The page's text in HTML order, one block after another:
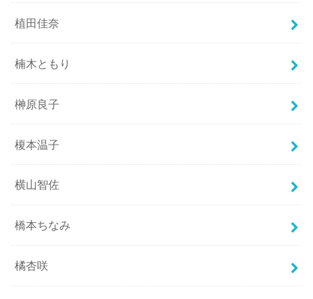
植田佳奈
楠木ともり
榊原良子
榎本温子
横山智佐
橋本ちなみ
橘杏咲